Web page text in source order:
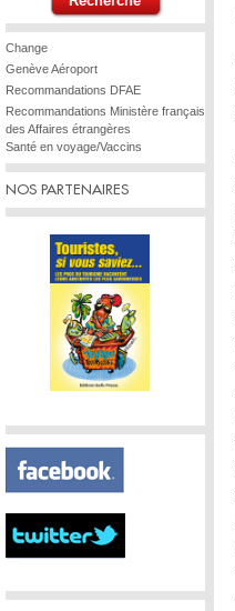
Change
Genève Aéroport
Recommandations DFAE
Recommandations Ministère français
des Affaires étrangères
Santé en voyage/Vaccins
NOS PARTENAIRES